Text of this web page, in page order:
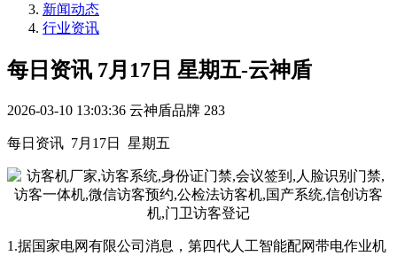
新闻动态
行业资讯
每日资讯 7月17日 星期五-云神盾
2026-03-10 13:03:36 云神盾品牌 283
每日资讯 7月17日 星期五
1.据国家电网有限公司消息，第四代人工智能配网带电作业机